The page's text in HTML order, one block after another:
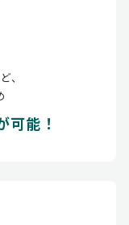
、
可能！